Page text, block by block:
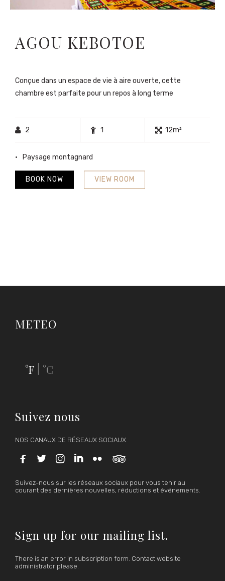
AGOU KEBOTOE
Conçue dans un espace de vie à aire ouverte, cette
chambre est parfaite pour un repos à long terme
2 1 12m²
Paysage montagnard
VIEW ROOM
BOOK NOW
METEO
°F °C
Suivez nous
NOS CANAUX DE RÉSEAUX SOCIAUX
     
Suivez-nous sur les réseaux sociaux pour vous tenir au
courant des dernières nouvelles, réductions et événements.
Sign up for our mailing list.
There is an error in subscription form. Contact website
administrator please.